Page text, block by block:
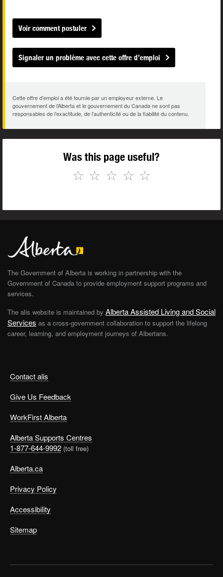
Voir comment postuler
Signaler un problème avec cette offre d’emploi
Cette offre d’emploi a été fournie par un employeur externe. Le
gouvernement de l’Alberta et le gouvernement du Canada ne sont pas
responsables de l’exactitude, de l’authenticité ou de la fiabilité du contenu.
Was this page useful?
☆
☆
☆
☆
☆
Contact alis
Give Us Feedback
WorkFirst Alberta
Alberta Supports Centres
1-877-644-9992 (toll free)
Alberta.ca
Privacy Policy
Accessibility
Sitemap
The Government of Alberta is working in partnership with the
Government of Canada to provide employment support programs and
services.
The alis website is maintained by Alberta Assisted Living and Social
Services as a cross-government collaboration to support the lifelong
career, learning, and employment journeys of Albertans.